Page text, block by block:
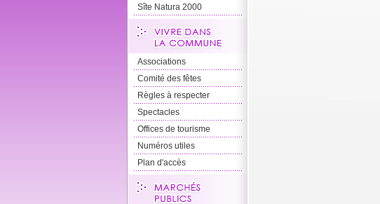
Sîte Natura 2000
Associations
Comité des fêtes
Règles à respecter
Spectacles
Offices de tourisme
Numéros utiles
Plan d'accès